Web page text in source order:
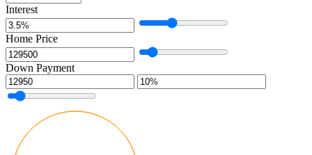
Interest
Home Price
Down Payment